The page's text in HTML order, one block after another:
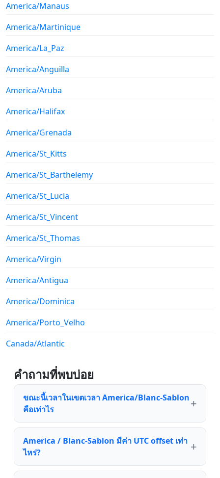
America/Manaus
America/Martinique
America/La_Paz
America/Anguilla
America/Aruba
America/Halifax
America/Grenada
America/St_Kitts
America/St_Barthelemy
America/St_Lucia
America/St_Vincent
America/St_Thomas
America/Virgin
America/Antigua
America/Dominica
America/Porto_Velho
Canada/Atlantic
คำถามที่พบบ่อย
ขณะนี้เวลาในเขตเวลา America/Blanc-Sablon
คือเท่าไร
America / Blanc-Sablon มีค่า UTC offset เท่า
ไหร่?